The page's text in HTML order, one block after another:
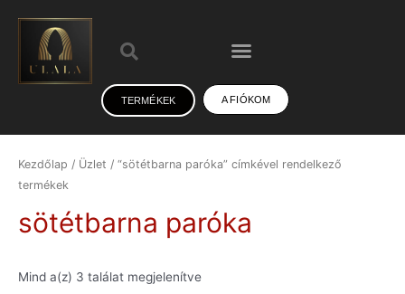
TERMÉKEK A FIÓKOM
Kezdőlap / Üzlet / “sötétbarna paróka” címkével rendelkező
termékek
sötétbarna paróka
Mind a(z) 3 találat megjelenítve